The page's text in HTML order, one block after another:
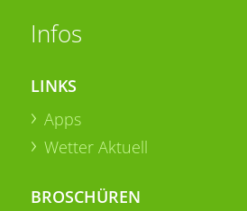
Infos
LINKS
Apps
Wetter Aktuell
BROSCHÜREN